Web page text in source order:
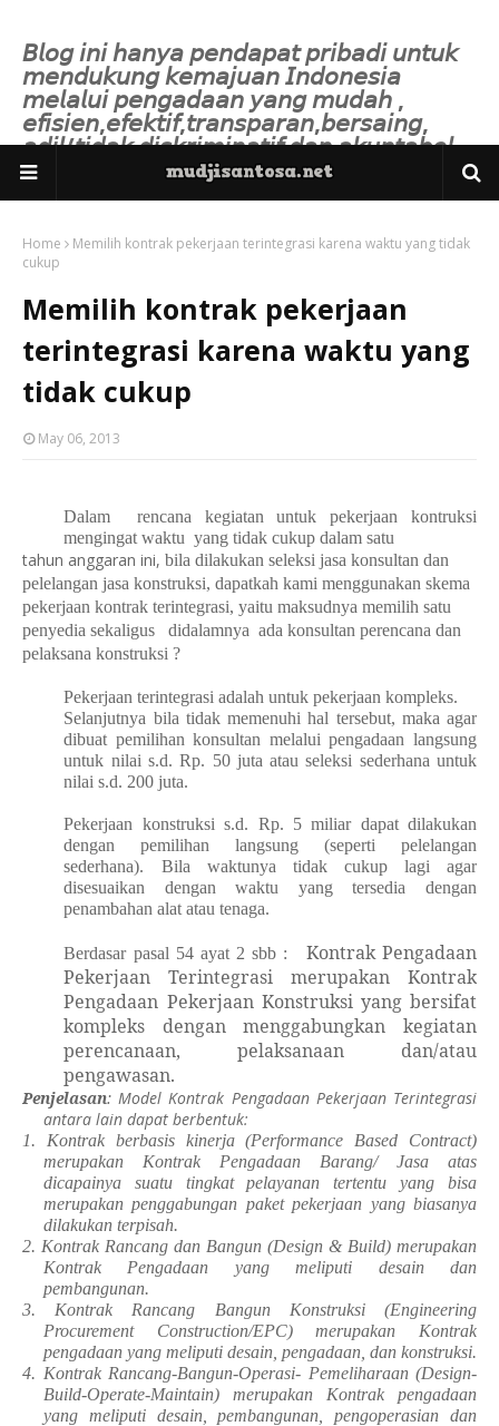
𝘉𝘭𝘰𝘨 𝘪𝘯𝘪 𝘩𝘢𝘯𝘺𝘢 𝘱𝘦𝘯𝘥𝘢𝘱𝘢𝘵 𝘱𝘳𝘪𝘣𝘢𝘥𝘪 𝘶𝘯𝘵𝘶𝘬
𝘮𝘦𝘯𝘥𝘶𝘬𝘶𝘯𝘨 𝘬𝘦𝘮𝘢𝘫𝘶𝘢𝘯 𝘐𝘯𝘥𝘰𝘯𝘦𝘴𝘪𝘢
𝘮𝘦𝘭𝘢𝘭𝘶𝘪 𝘱𝘦𝘯𝘨𝘢𝘥𝘢𝘢𝘯 𝘺𝘢𝘯𝘨 𝘮𝘶𝘥𝘢𝘩 ,
𝘦𝘧𝘪𝘴𝘪𝘦𝘯,𝘦𝘧𝘦𝘬𝘵𝘪𝘧,𝘵𝘳𝘢𝘯𝘴𝘱𝘢𝘳𝘢𝘯,𝘣𝘦𝘳𝘴𝘢𝘪𝘯𝘨,
𝘢𝘥𝘪𝘭/𝘵𝘪𝘥𝘢𝘬 𝘥𝘪𝘴𝘬𝘳𝘪𝘮𝘪𝘯𝘢𝘵𝘪𝘧 𝘥𝘢𝘯 𝘢𝘬𝘶𝘯𝘵𝘢𝘣𝘦𝘭.
Home
Memilih kontrak pekerjaan terintegrasi karena waktu yang tidak
cukup
Memilih kontrak pekerjaan
terintegrasi karena waktu yang
tidak cukup
May 06, 2013
Dalam rencana kegiatan untuk pekerjaan kontruksi
mengingat waktu yang tidak cukupdalam satu
tahun anggaran ini, bila dilakukan seleksi jasa konsultan dan
pelelangan jasa konstruksi, dapatkah kami menggunakan skema
pekerjaan kontrak terintegrasi, yaitu maksudnya memilih satu
penyedia sekaligus didalamnya ada konsultan perencana dan
pelaksana konstruksi ?
Pekerjaan terintegrasi adalah untuk pekerjaan kompleks.
Selanjutnya bila tidak memenuhi hal tersebut, maka agar
dibuat pemilihan konsultan melalui pengadaan langsung
untuk nilai s.d. Rp. 50 juta atau seleksi sederhana untuk
nilai s.d. 200 juta.
Pekerjaan konstruksi s.d. Rp. 5 miliar dapat dilakukan
dengan pemilihan langsung (seperti pelelangan
sederhana). Bila waktunya tidak cukup lagi agar
disesuaikan dengan waktu yang tersedia dengan
penambahan alat atau tenaga.
Berdasar pasal 54 ayat 2 sbb :
Kontrak Pengadaan
Pekerjaan Terintegrasi merupakan Kontrak
Pengadaan Pekerjaan Konstruksi yang bersifat
kompleks dengan menggabungkan kegiatan
perencanaan, pelaksanaan dan/atau
pengawasan.
Penjelasan:Model Kontrak Pengadaan Pekerjaan Terintegrasi
antara lain dapat berbentuk:
1. Kontrak berbasis kinerja (Performance Based Contract)
merupakan Kontrak Pengadaan Barang/ Jasa atas
dicapainya suatu tingkat pelayanan tertentu yang bisa
merupakan penggabungan paket pekerjaan yang biasanya
dilakukan terpisah.
2. Kontrak Rancang dan Bangun (Design & Build) merupakan
Kontrak Pengadaan yang meliputi desain dan
pembangunan.
3. Kontrak Rancang Bangun Konstruksi (Engineering
Procurement Construction/EPC) merupakan Kontrak
pengadaan yang meliputi desain, pengadaan, dan konstruksi.
4. Kontrak Rancang-Bangun-Operasi- Pemeliharaan (Design-
Build-Operate-Maintain) merupakan Kontrak pengadaan
yang meliputi desain, pembangunan, pengoperasian dan